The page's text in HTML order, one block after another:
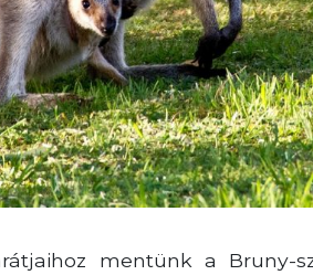
mentünk a Bruny-